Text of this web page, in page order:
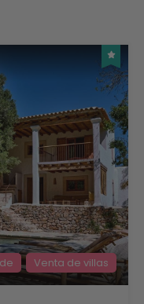
Venta de villas